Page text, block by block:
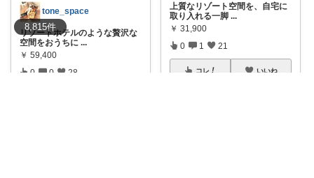
8,815件
tone_space
リゾートホテルのような贅沢な
空間をおうちに ...
￥ 59,400
0 0 28
上質なリゾート空間を、自宅に
取り入れる一脚 ...
￥ 31,900
0 1 21
コレ いいね